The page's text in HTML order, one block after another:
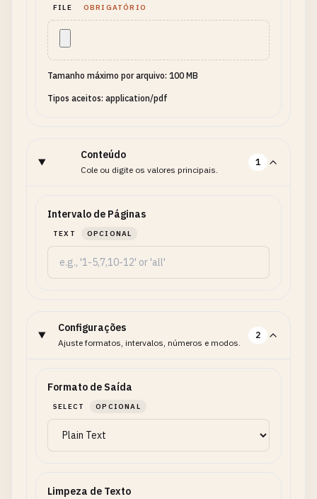
FILE OBRIGATÓRIO
Tamanho máximo por arquivo: 100 MB
Tipos aceitos: application/pdf
Conteúdo
Cole ou digite os valores principais.
1
Intervalo de Páginas
TEXT OPCIONAL
Configurações
Ajuste formatos, intervalos, números e modos.
2
Formato de Saída
SELECT OPCIONAL
Limpeza de Texto